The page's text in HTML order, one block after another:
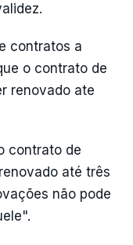
contratos a
o contrato de
renovado ate
contrato de
até três
não pode